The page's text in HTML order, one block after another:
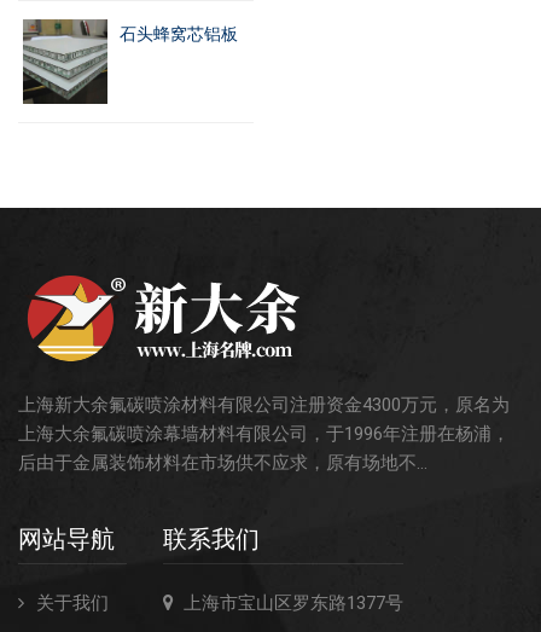
石头蜂窝芯铝板
上海新大余氟碳喷涂材料有限公司注册资金4300万元，原名为
上海大余氟碳喷涂幕墙材料有限公司，于1996年注册在杨浦，
后由于金属装饰材料在市场供不应求，原有场地不...
网站导航
关于我们
联系我们
上海市宝山区罗东路1377号